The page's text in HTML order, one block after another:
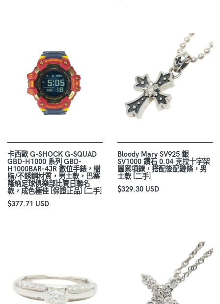
卡西歐 G-SHOCK G-SQUAD
GBD-H1000 系列 GBD-
H1000BAR-4JR 數位手錶，樹
脂/不銹鋼材質，男士款，巴塞
隆納足球俱樂部比賽日聯名
款，成色極佳 [保證正品] [二手]
$377.71 USD
Bloody Mary SV925 銀
SV1000 鑽石 0.04 克拉十字架
圖案項鍊，搭配後配鏈條，男
士款 [二手]
$329.30 USD